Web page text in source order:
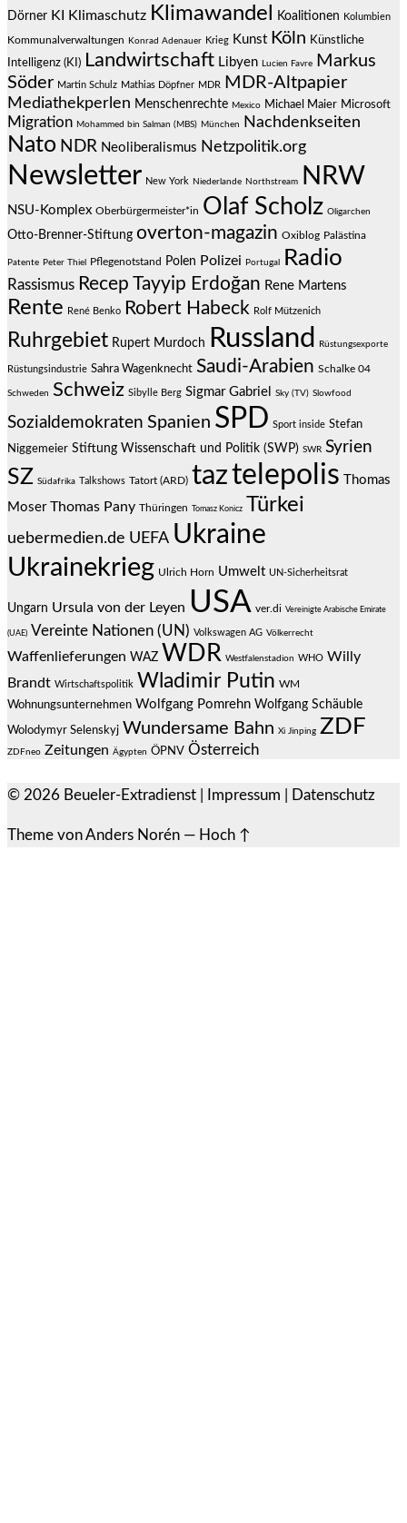
Dörner KI Klimaschutz Klimawandel Koalitionen Kolumbien
Kommunalverwaltungen Konrad Adenauer Krieg Kunst Köln Künstliche
Intelligenz (KI) Landwirtschaft Libyen Lucien Favre
Markus
Söder Martin Schulz Mathias Döpfner MDR MDR-Altpapier
Mediathekperlen Menschenrechte Mexico Michael Maier Microsoft
Migration Mohammed bin Salman (MBS) München Nachdenkseiten
Nato NDR Neoliberalismus Netzpolitik.org
Newsletter New York Niederlande Northstream NRW
NSU-Komplex Oberbürgermeister*in Olaf Scholz Oligarchen
Otto-Brenner-Stiftung overton-magazin Oxiblog Palästina
Patente Peter Thiel Pflegenotstand Polen Polizei Portugal Radio
Rassismus Recep Tayyip Erdoğan Rene Martens
Rente René Benko Robert Habeck Rolf Mützenich
Ruhrgebiet Rupert Murdoch Russland Rüstungsexporte
Rüstungsindustrie Sahra Wagenknecht Saudi-Arabien Schalke 04
Schweden Schweiz Sibylle Berg Sigmar Gabriel Sky (TV) Slowfood
Sozialdemokraten Spanien SPD Sport inside Stefan
Niggemeier Stiftung Wissenschaft und Politik (SWP) SWR Syrien
SZ Südafrika Talkshows Tatort (ARD) taztelepolis
Thomas
Moser Thomas Pany Thüringen Tomasz Konicz Türkei
uebermedien.de UEFA Ukraine
Ukrainekrieg Ulrich Horn Umwelt UN-Sicherheitsrat
Ungarn Ursula von der Leyen USA ver.di Vereinigte Arabische Emirate
(UAE) Vereinte Nationen (UN) Volkswagen AG Völkerrecht
Waffenlieferungen WAZ WDR Westfalenstadion WHO Willy
Brandt Wirtschaftspolitik Wladimir Putin WM
Wohnungsunternehmen Wolfgang Pomrehn Wolfgang Schäuble
Wolodymyr Selenskyj Wundersame Bahn Xi Jinping ZDF
ZDFneo Zeitungen Ägypten ÖPNV Österreich
© 2026 Beueler-Extradienst Impressum Datenschutz
Theme vonAnders Norén — Hoch ↑